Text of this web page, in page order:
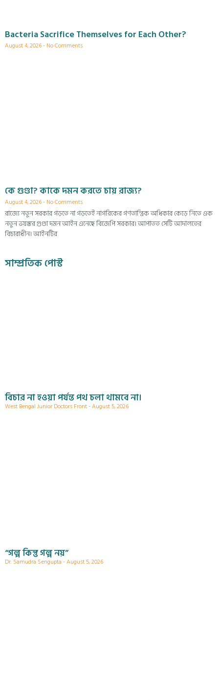
Bacteria Sacrifice Themselves for Each Other?
August 4, 2026 No Comments
কে গুণ্ডা? কাকে দমন করতে চায় রাজ্য?
August 4, 2026 No Comments
রাজ্যে নতুন সরকার গড়তে না গড়তেই নাগরিকের গণতান্ত্রিক অধিকার কেড়ে নিতে এক
নতুন ভয়ঙ্কর গুণ্ডা দমন আইন এনেছে বিজেপি সরকার। আপাতত সেটি আদালতের
বিচারাধীন। আইনটির
সাম্প্রতিক পোস্ট
বিচার না হওয়া পর্যন্ত পথ চলা থামবে না।
West Bengal Junior Doctors Front August 5, 2026
“গল্প কিন্তু গল্প নয়”
Dr. Samudra Sengupta August 5, 2026